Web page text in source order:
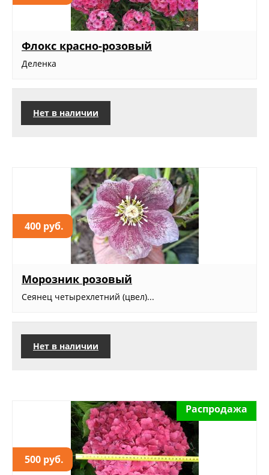
Флокс красно-розовый
Деленка
Нет в наличии
400 руб.
Морозник розовый
Сеянец четырехлетний (цвел)...
Нет в наличии
500 руб.
Распродажа